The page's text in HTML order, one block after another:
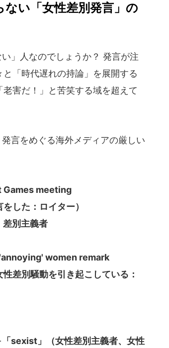
ない「女性差別発言」の
」人なのでしょうか？ 発言が注
「時代遅れの持論」を展開する
害だ！」と苦笑する域を超えて
言をめぐる海外メディアの厳しい
meeting
した：ロイター）
別主義者
women remark
差別騒動を引き起こしている：
「sexist」（女性差別主義者、女性